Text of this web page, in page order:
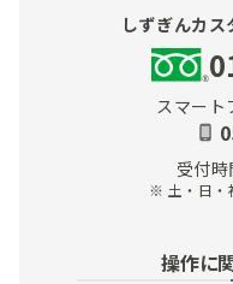
しずぎんカ
スマート
受付時
※ 土・日・
操作に